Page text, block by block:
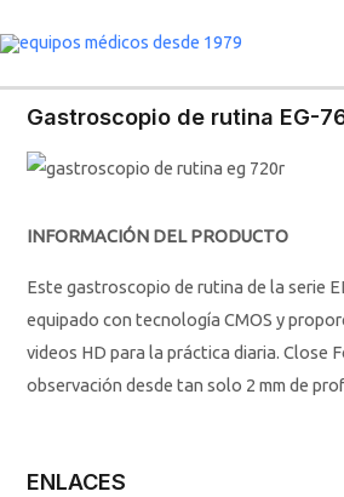
al
Gastroscopio de rutina EG-
INFORMACIÓN DEL PRODUCTO
Este gastroscopio de rutina de la serie
equipado con tecnología CMOS y
videos HD para la práctica diaria. Close
observación desde tan solo 2 mm de
ENLACES